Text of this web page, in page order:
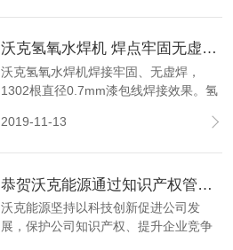
沃克氢氧水焊机 焊点牢固无虚焊漏焊 1302根直径0.7mm漆包线焊接效果图
沃克氢氧水焊机焊接牢固、无虚焊，
1302根直径0.7mm漆包线焊接效果。氢
焊碰焊，焊点无虚焊漏焊，确保电机能
2019-11-13
恭贺沃克能源通过知识产权管理体系认证
沃克能源坚持以科技创新促进公司发
展，保护公司知识产权、提升企业竞争